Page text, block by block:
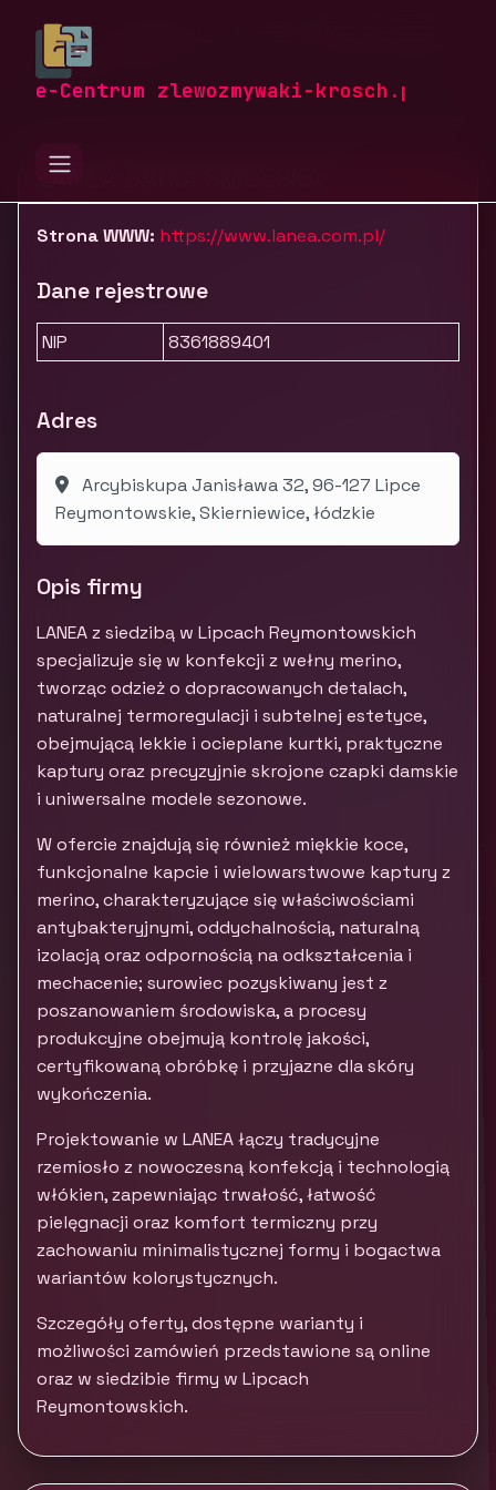
e-Centrum zlewozmywaki-krosch.pl
zlewozmywaki-krosch.pl
Odzież
LANEA DARIA SMULSKA
Strona WWW: https://www.lanea.com.pl/
Dane rejestrowe
NIP 8361889401
Adres
Arcybiskupa Janisława 32, 96-127 Lipce
Reymontowskie, Skierniewice, łódzkie
Opis firmy
LANEA z siedzibą w Lipcach Reymontowskich
specjalizuje się w konfekcji z wełny merino,
tworząc odzież o dopracowanych detalach,
naturalnej termoregulacji i subtelnej estetyce,
obejmującą lekkie i ocieplane kurtki, praktyczne
kaptury oraz precyzyjnie skrojone czapki damskie
i uniwersalne modele sezonowe.
W ofercie znajdują się również miękkie koce,
funkcjonalne kapcie i wielowarstwowe kaptury z
merino, charakteryzujące się właściwościami
antybakteryjnymi, oddychalnością, naturalną
izolacją oraz odpornością na odkształcenia i
mechacenie; surowiec pozyskiwany jest z
poszanowaniem środowiska, a procesy
produkcyjne obejmują kontrolę jakości,
certyfikowaną obróbkę i przyjazne dla skóry
wykończenia.
Projektowanie w LANEA łączy tradycyjne
rzemiosło z nowoczesną konfekcją i technologią
włókien, zapewniając trwałość, łatwość
pielęgnacji oraz komfort termiczny przy
zachowaniu minimalistycznej formy i bogactwa
wariantów kolorystycznych.
Szczegóły oferty, dostępne warianty i
możliwości zamówień przedstawione są online
oraz w siedzibie firmy w Lipcach
Reymontowskich.